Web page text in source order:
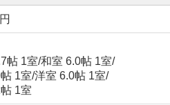
帖 1室/和室 6.0帖 1室/
1室/洋室 6.0帖 1室/
1室